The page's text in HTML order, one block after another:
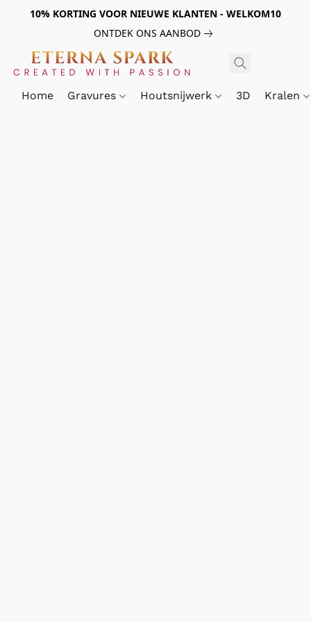
10% KORTING VOOR NIEUWE KLANTEN - WELKOM10
ONTDEK ONS AANBOD
Home Gravures Houtsnijwerk 3D Kralen